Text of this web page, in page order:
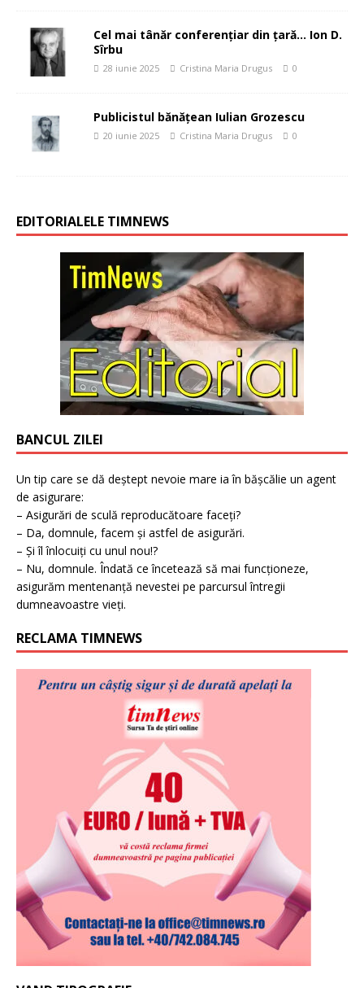
Cel mai tânăr conferenţiar din ţară… Ion D.
Sîrbu
28 iunie 2025 Cristina Maria Drugus 0
Publicistul bănăţean Iulian Grozescu
20 iunie 2025 Cristina Maria Drugus 0
EDITORIALELE TIMNEWS
BANCUL ZILEI
Un tip care se dă deștept nevoie mare ia în bășcălie un agent
de asigurare:
– Asigurări de sculă reproducătoare faceți?
– Da, domnule, facem și astfel de asigurări.
– Și îl înlocuiți cu unul nou!?
– Nu, domnule. Îndată ce încetează să mai funcționeze,
asigurăm mentenanță nevestei pe parcursul întregii
dumneavoastre vieți.
RECLAMA TIMNEWS